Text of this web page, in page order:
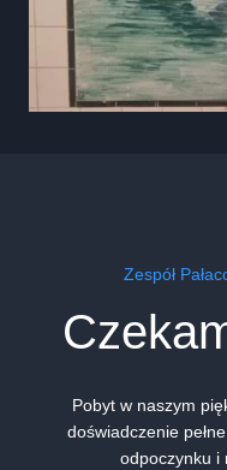
Zespół
Pobyt w naszym
doświadczenie
odpoczynku i